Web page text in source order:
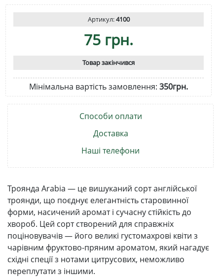
Артикул:4100
75 грн.
Товар закінчився
Мінімальна вартість замовлення: 350грн.
Способи оплати
Доставка
Наші телефони
Троянда Arabia — це вишуканий сорт англійської
троянди, що поєднує елегантність старовинної
форми, насичений аромат і сучасну стійкість до
хвороб. Цей сорт створений для справжніх
поціновувачів — його великі густомахрові квіти з
чарівним фруктово-пряним ароматом, який нагадує
східні спеції з нотами цитрусових, неможливо
переплутати з іншими.